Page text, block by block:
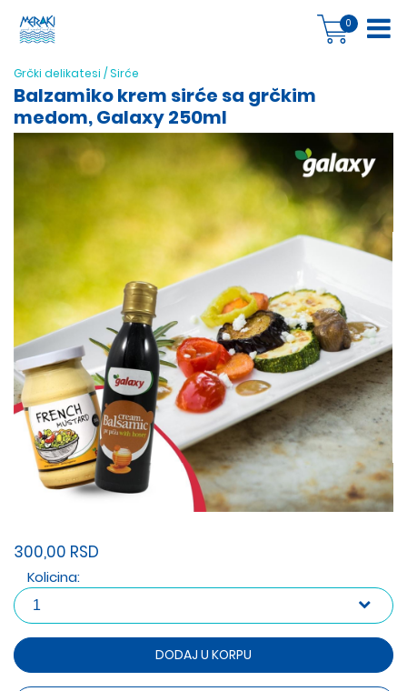
0
Grčki delikatesi /Sirće
Balzamiko krem sirće sa grčkim
medom, Galaxy 250ml
300,00 RSD
Kolicina:
DODAJ U KORPU